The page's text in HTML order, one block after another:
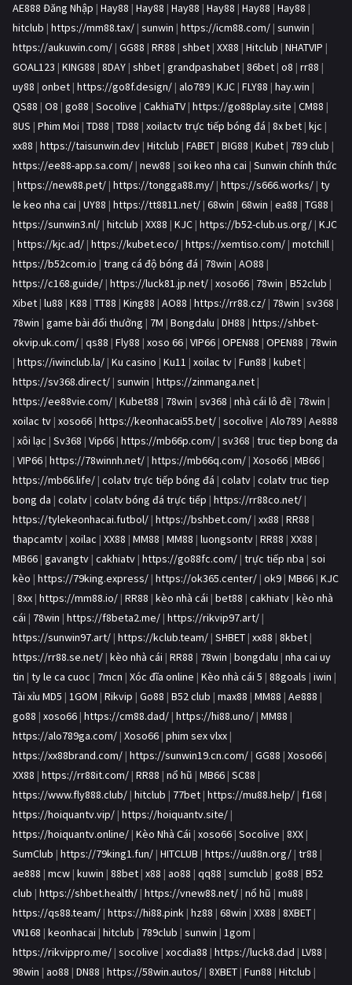
AE888 Đăng Nhập | Hay88 | Hay88 | Hay88 | Hay88 | Hay88 | Hay88 |
hitclub | https://mm88.tax/ | sunwin | https://icm88.com/ | sunwin |
https://aukuwin.com/ | GG88 | RR88 | shbet | XX88 | Hitclub | NHATVIP |
GOAL123 | KING88 | 8DAY | shbet | grandpashabet | 86bet | o8 | rr88 |
uy88 | onbet | https://go8f.design/ | alo789 | KJC | FLY88 | hay.win |
QS88 | O8 | go88 | Socolive | CakhiaTV | https://go88play.site | CM88 |
8US | Phim Moi | TD88 | TD88 | xoilactv trực tiếp bóng đá | 8x bet | kjc |
xx88 | https://taisunwin.dev | Hitclub | FABET | BIG88 | Kubet | 789 club |
https://ee88-app.sa.com/ | new88 | soi keo nha cai | Sunwin chính thức
| https://new88.pet/ | https://tongga88.my/ | https://s666.works/ | ty
le keo nha cai | UY88 | https://tt8811.net/ | 68win | 68win | ea88 | TG88 |
https://sunwin3.nl/ | hitclub | XX88 | KJC | https://b52-club.us.org/ | KJC
| https://kjc.ad/ | https://kubet.eco/ | https://xemtiso.com/ | motchill |
https://b52com.io | trang cá độ bóng đá | 78win | AO88 |
https://c168.guide/ | https://luck81.jp.net/ | xoso66 | 78win | B52club |
Xibet | lu88 | K88 | TT88 | King88 | AO88 | https://rr88.cz/ | 78win | sv368 |
78win | game bài đổi thưởng | 7M | Bongdalu | DH88 | https://shbet-
okvip.uk.com/ | qs88 | Fly88 | xoso 66 | VIP66 | OPEN88 | OPEN88 | 78win
| https://iwinclub.la/ | Ku casino | Ku11 | xoilac tv | Fun88 | kubet |
https://sv368.direct/ | sunwin | https://zinmanga.net |
https://ee88vie.com/ | Kubet88 | 78win | sv368 | nhà cái lô đề | 78win |
xoilac tv | xoso66 | https://keonhacai55.bet/ | socolive | Alo789 | Ae888
| xôi lạc | Sv368 | Vip66 | https://mb66p.com/ | sv368 | truc tiep bong da
| VIP66 | https://78winnh.net/ | https://mb66q.com/ | Xoso66 | MB66 |
https://mb66.life/ | colatv trực tiếp bóng đá | colatv | colatv truc tiep
bong da | colatv | colatv bóng đá trực tiếp | https://rr88co.net/ |
https://tylekeonhacai.futbol/ | https://bshbet.com/ | xx88 | RR88 |
thapcamtv | xoilac | XX88 | MM88 | MM88 | luongsontv | RR88 | XX88 |
MB66 | gavangtv | cakhiatv | https://go88fc.com/ | trực tiếp nba | soi
kèo | https://79king.express/ | https://ok365.center/ | ok9 | MB66 | KJC
| 8xx | https://mm88.io/ | RR88 | kèo nhà cái | bet88 | cakhiatv | kèo nhà
cái | 78win | https://f8beta2.me/ | https://rikvip97.art/ |
https://sunwin97.art/ | https://kclub.team/ | SHBET | xx88 | 8kbet |
https://rr88.se.net/ | kèo nhà cái | RR88 | 78win | bongdalu | nha cai uy
tin | ty le ca cuoc | 7mcn | Xóc đĩa online | Kèo nhà cái 5 | 88goals | iwin |
Tài xỉu MD5 | 1GOM | Rikvip | Go88 | B52 club | max88 | MM88 | Ae888 |
go88 | xoso66 | https://cm88.dad/ | https://hi88.uno/ | MM88 |
https://alo789ga.com/ | Xoso66 | phim sex vlxx |
https://xx88brand.com/ | https://sunwin19.cn.com/ | GG88 | Xoso66 |
XX88 | https://rr88it.com/ | RR88 | nổ hũ | MB66 | SC88 |
https://www.fly888.club/ | hitclub | 77bet | https://mu88.help/ | f168 |
https://hoiquantv.vip/ | https://hoiquantv.site/ |
https://hoiquantv.online/ | Kèo Nhà Cái | xoso66 | Socolive | 8XX |
SumClub | https://79king1.fun/ | HITCLUB | https://uu88n.org/ | tr88 |
ae888 | mcw | kuwin | 88bet | x88 | ao88 | qq88 | sumclub | go88 | B52
club | https://shbet.health/ | https://vnew88.net/ | nổ hũ | mu88 |
https://qs88.team/ | https://hi88.pink | hz88 | 68win | XX88 | 8XBET |
VN168 | keonhacai | hitclub | 789club | sunwin | 1gom |
https://rikvippro.me/ | socolive | xocdia88 | https://luck8.dad | LV88 |
98win | ao88 | DN88 | https://58win.autos/ | 8XBET | Fun88 | Hitclub |